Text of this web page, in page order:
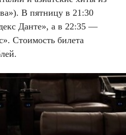
В пятницу в 21:30
Данте», а в 22:35 —
Стоимость билета